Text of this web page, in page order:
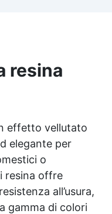
resina
effetto vellutato
elegante per
o
resina offre
all’usura,
gamma di colori